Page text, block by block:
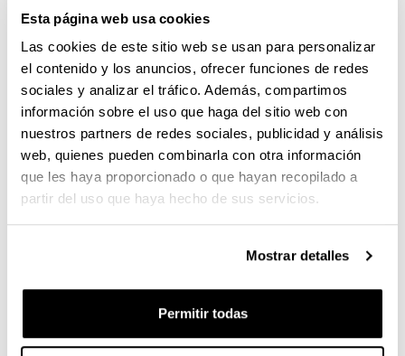
Esta página web usa cookies
Las cookies de este sitio web se usan para personalizar
el contenido y los anuncios, ofrecer funciones de redes
sociales y analizar el tráfico. Además, compartimos
información sobre el uso que haga del sitio web con
nuestros partners de redes sociales, publicidad y análisis
web, quienes pueden combinarla con otra información
que les haya proporcionado o que hayan recopilado a
partir del uso que haya hecho de sus servicios.
Mostrar detalles
Permitir todas
El estudio incluyó 18 participantes, hombres y
mujeres de entre 18 y 65 años, sin enfermedades.
Durante cinco semanas, las 18 personas
participaron en una intervención nutricional. Primero
siguieron su dieta habitual, luego evitaron el pescado
y, finalmente, consumieron caballa enlatada varias
veces por semana. En cada fase, recogimos
muestras de sangre y analizamos los niveles de
diferentes ácidos grasos.
De los cuestionarios a la analítica objetiva
intervención, el perfil de ácidos grasos reveló
Por un lado, aquellas personas que habitualmente
consumían lácteos azucarados, bebidas